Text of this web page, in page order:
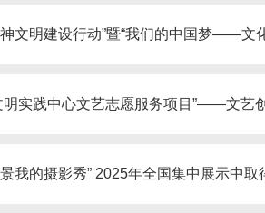
文明建设行动”暨“我们的中国梦——文
明实践中心文艺志愿服务项目”——文艺
我的摄影秀” 2025年全国集中展示中取